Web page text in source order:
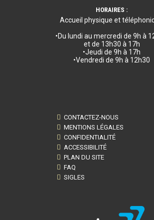
HORAIRES :
Accueil physique et
•Du lundi au mercredi de 9h à
et de 13h30 à 17h
•Jeudi de 9h à 17h
•Vendredi de 9h à 12h30
CONTACTEZ-NOUS
MENTIONS LÉGALES
CONFIDENTIALITÉ
ACCESSIBILITÉ
PLAN DU SITE
FAQ
SIGLES